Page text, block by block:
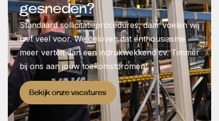
gesneden?
Standaard sollicitatieprocedures, daar voelen wij
niet veel voor. We geloven dat enthousiasme
meer vertelt dan een indrukwekkend cv. Timmer
bij ons aan jouw toekomstdromen!
Bekijk onze vacatures